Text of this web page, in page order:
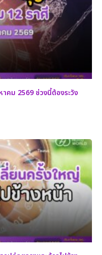
คม 2569 ช่วงนี้ต้องระวัง